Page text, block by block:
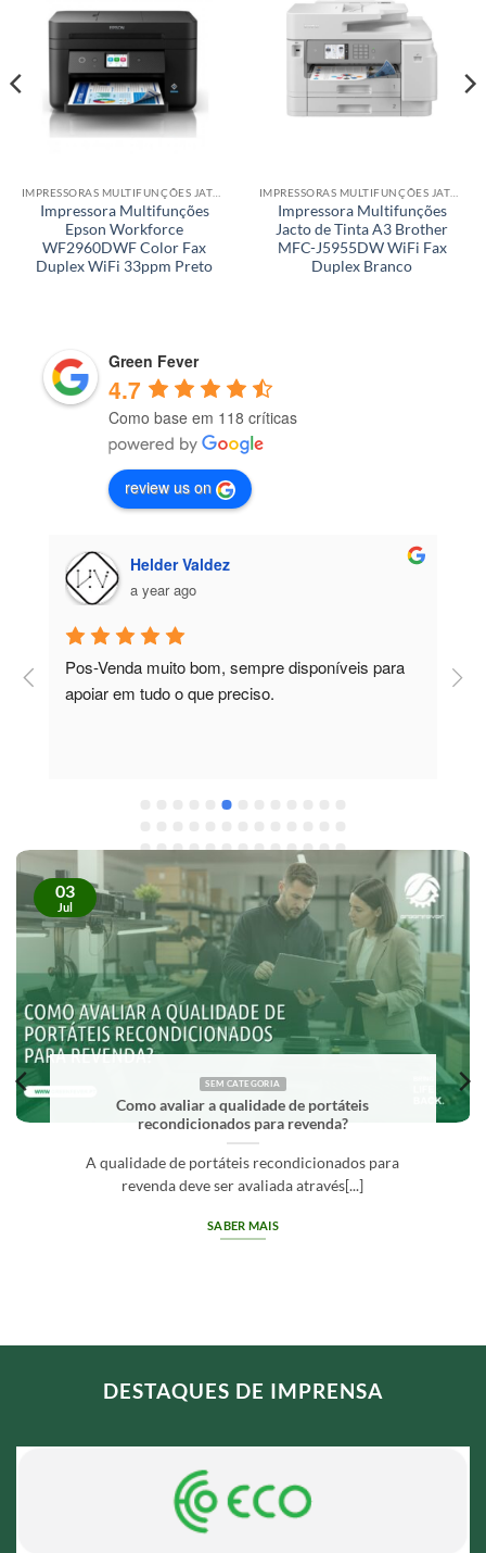
Impressora Multifunções
Epson Workforce
WF2960DWF Color Fax
Duplex WiFi 33ppm Preto
Impressora Multifunções
Jacto de Tinta A3 Brother
MFC-J5955DW WiFi Fax
Duplex Branco
Green Fever
4.7
Como base em 118 críticas
review us on
Helder Valdez
a year ago
Pos-Venda muito bom, sempre disponíveis para
apoiar em tudo o que preciso.
SEM CATEGORIA
Como avaliar a qualidade de portáteis
recondicionados para revenda?
A qualidade de portáteis recondicionados para
revenda deve ser avaliada através[...]
SABER MAIS
03
Jul
DESTAQUES DE IMPRENSA